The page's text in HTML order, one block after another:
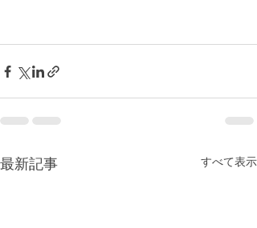
最新記事 すべて表示